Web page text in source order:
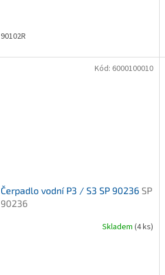
90102R
Čerpadlo vodní P3 / S3 SP 90236 SP
90236
Skladem (4 ks)
Kód: 6000100010